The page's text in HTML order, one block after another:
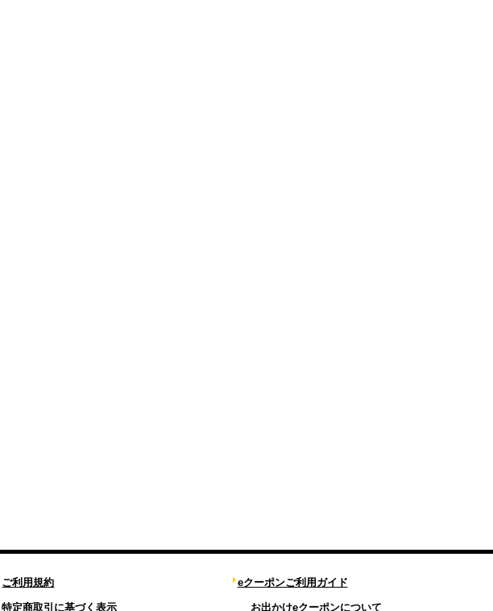
ご利用規約
特定商取引に基づく表示
eクーポンご利用ガイド
お出かけeクーポンについて